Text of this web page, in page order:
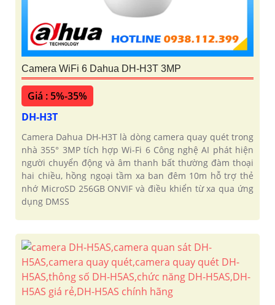
Camera WiFi 6 Dahua DH-H3T 3MP
Giá : 5%-35%
DH-H3T
Camera Dahua DH-H3T là dòng camera quay quét trong
nhà 355° 3MP tích hợp Wi-Fi 6 Công nghệ AI phát hiện
người chuyển động và âm thanh bất thường đàm thoại
hai chiều, hồng ngoại tầm xa ban đêm 10m hỗ trợ thẻ
nhớ MicroSD 256GB ONVIF và điều khiển từ xa qua ứng
dụng DMSS